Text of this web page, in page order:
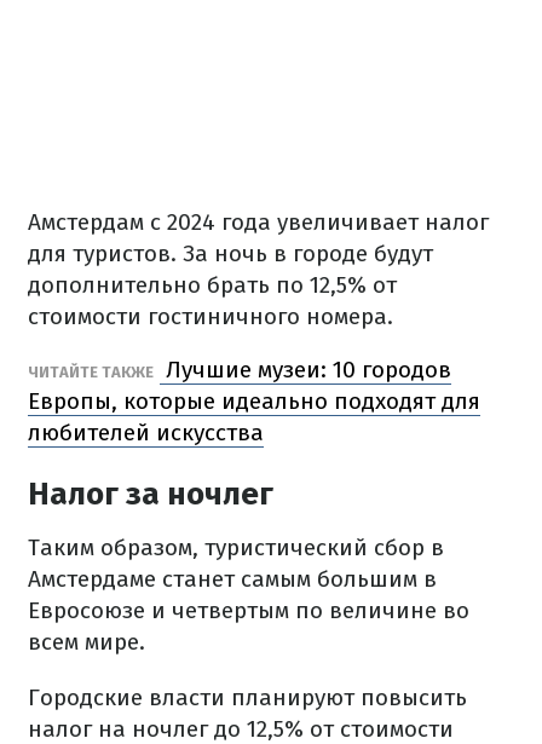
Амстердам с 2024 года увеличивает налог
для туристов. За ночь в городе будут
дополнительно брать по 12,5% от
стоимости гостиничного номера.
ЧИТАЙТЕ ТАКЖЕ
Лучшие музеи: 10 городов
Европы, которые идеально подходят для
любителей искусства
Налог за ночлег
Таким образом, туристический сбор в
Амстердаме станет самым большим в
Евросоюзе и четвертым по величине во
всем мире.
Городские власти планируют повысить
налог на ночлег до 12,5% от стоимости